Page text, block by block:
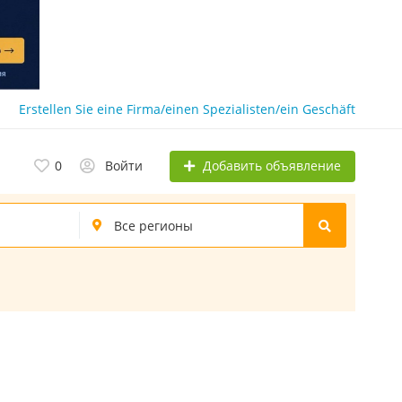
Erstellen Sie eine Firma/einen Spezialisten/ein Geschäft
0 Войти Добавить объявление